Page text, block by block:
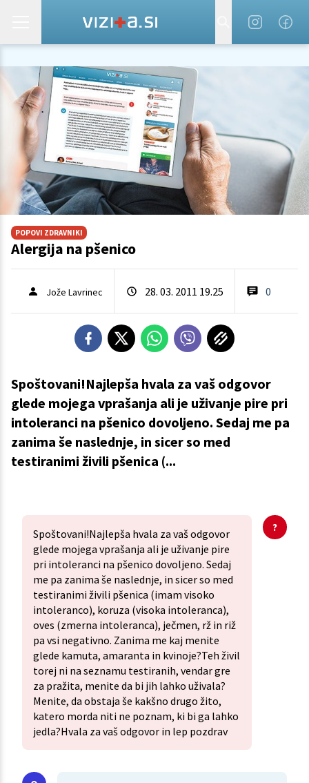
POPOVI ZDRAVNIKI
Alergija na pšenico
Jože Lavrinec 28. 03. 2011 19.25 0
Spoštovani!Najlepša hvala za vaš odgovor
glede mojega vprašanja ali je uživanje pire pri
intoleranci na pšenico dovoljeno. Sedaj me pa
zanima še naslednje, in sicer so med
testiranimi živili pšenica (...
Spoštovani!Najlepša hvala za vaš odgovor
glede mojega vprašanja ali je uživanje pire
pri intoleranci na pšenico dovoljeno. Sedaj
me pa zanima še naslednje, in sicer so med
testiranimi živili pšenica (imam visoko
intoleranco), koruza (visoka intoleranca),
oves (zmerna intoleranca), ječmen, rž in riž
pa vsi negativno. Zanima me kaj menite
glede kamuta, amaranta in kvinoje?Teh živil
torej ni na seznamu testiranih, vendar gre
za pražita, menite da bi jih lahko uživala?
Menite, da obstaja še kakšno drugo žito,
katero morda niti ne poznam, ki bi ga lahko
jedla?Hvala za vaš odgovor in lep pozdrav